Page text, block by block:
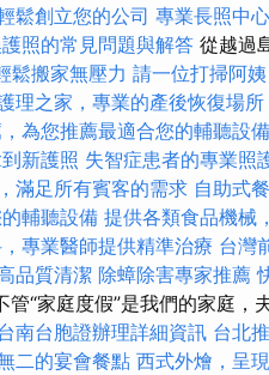
鬆創立您的公司 專業長照中
照的常見問題與解答 從越過
鬆搬家無壓力 請一位打掃阿
理之家，專業的產後恢復場所
為您推薦最適合您的輔聽設備
新護照 失智症患者的專業照
滿足所有賓客的需求 自助式
輔聽設備 提供各類食品機械
專業醫師提供精準治療 台灣
品質清潔 除蟑除害專家推薦
管“家庭度假”是我們的家庭，
南台胞證辦理詳細資訊 台北
二的宴會餐點 西式外燴，呈